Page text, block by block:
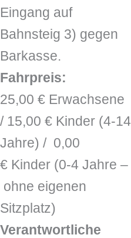
Eingang auf
Bahnsteig 3) gegen
Barkasse.
Fahrpreis:
25,00 € Erwachsene
/ 15,00 € Kinder (4-14
Jahre) / 0,00
€ Kinder (0-4 Jahre –
ohne eigenen
Sitzplatz)
Verantwortliche